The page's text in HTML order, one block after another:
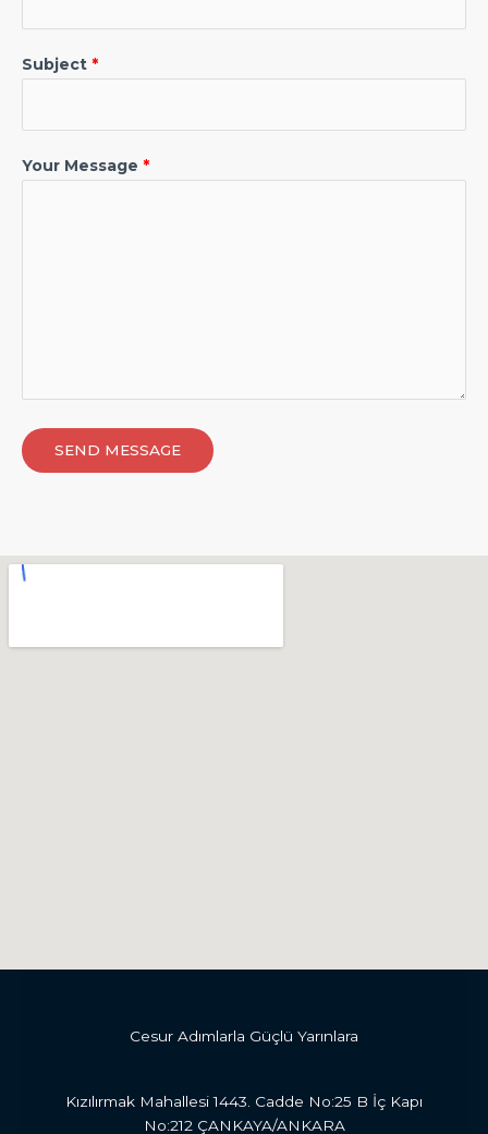
Subject
Your Message
SEND MESSAGE
Cesur Adımlarla Güçlü Yarınlara
Kızılırmak Mahallesi 1443. Cadde No:25 B İç Kapı
No:212 ÇANKAYA/ANKARA